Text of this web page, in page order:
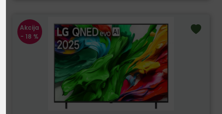
Akcija
- 18 %